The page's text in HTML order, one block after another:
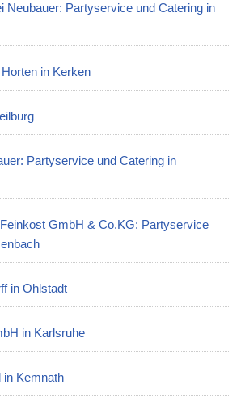
Neubauer: Partyservice und Catering in
in Kerken
Partyservice und Catering in
GmbH & Co.KG: Partyservice
in Ohlstadt
in Karlsruhe
in Kemnath